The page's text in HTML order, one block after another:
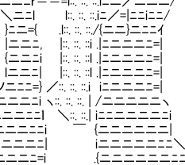
::.iﾆ／=|ﾆﾆiﾆﾆ/
{ニニ}ニﾆﾆｲ
.|ﾆニニニﾆ=|
.|ﾆニニニﾆ=|
.|ﾆニニニﾆ=|
::.i iﾆニニニﾆ=|
::. | /ニニニニニヽ
::.| iﾆﾆニニニニﾆi
{ニニニニニニ|
ニニニニニﾆﾆ
ニニニニニニﾆﾆ